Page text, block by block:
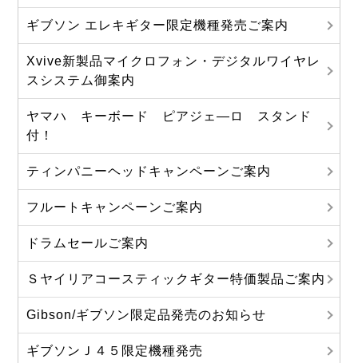
ギブソン エレキギター限定機種発売ご案内
Xvive新製品マイクロフォン・デジタルワイヤレ
スシステム御案内
ヤマハ キーボード ピアジェ―ロ スタンド
付！
ティンパニーヘッドキャンペーンご案内
フルートキャンペーンご案内
ドラムセールご案内
Ｓヤイリアコースティックギター特価製品ご案内
Gibson/ギブソン限定品発売のお知らせ
ギブソンＪ４５限定機種発売